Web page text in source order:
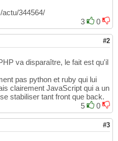
344564/
3
0
#2
va disparaître, le fait est qu'il
pas python et ruby qui lui
clairement JavaScript qui a un
stabiliser tant front que back.
5
0
#3